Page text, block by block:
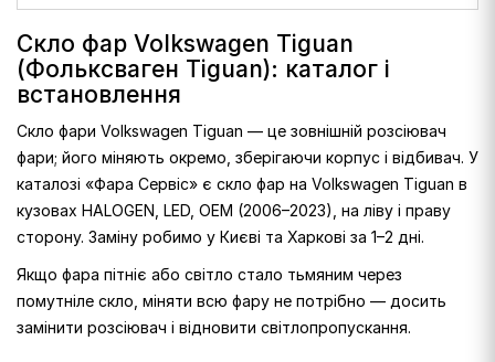
Скло фар Volkswagen Tiguan
(Фольксваген Tiguan): каталог і
встановлення
Скло фари Volkswagen Tiguan — це зовнішній розсіювач
фари; його міняють окремо, зберігаючи корпус і відбивач. У
каталозі «Фара Сервіс» є скло фар на Volkswagen Tiguan в
кузовах HALOGEN, LED, OEM (2006–2023), на ліву і праву
сторону. Заміну робимо у Києві та Харкові за 1–2 дні.
Якщо фара пітніє або світло стало тьмяним через
помутніле скло, міняти всю фару не потрібно — досить
замінити розсіювач і відновити світлопропускання.